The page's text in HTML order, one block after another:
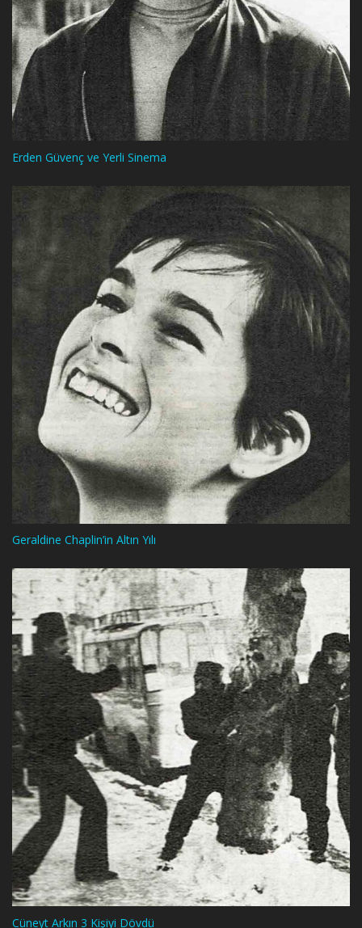
Erden Güvenç ve Yerli Sinema
Geraldine Chaplin’in Altın Yılı
Cüneyt Arkın 3 Kişiyi Dövdü